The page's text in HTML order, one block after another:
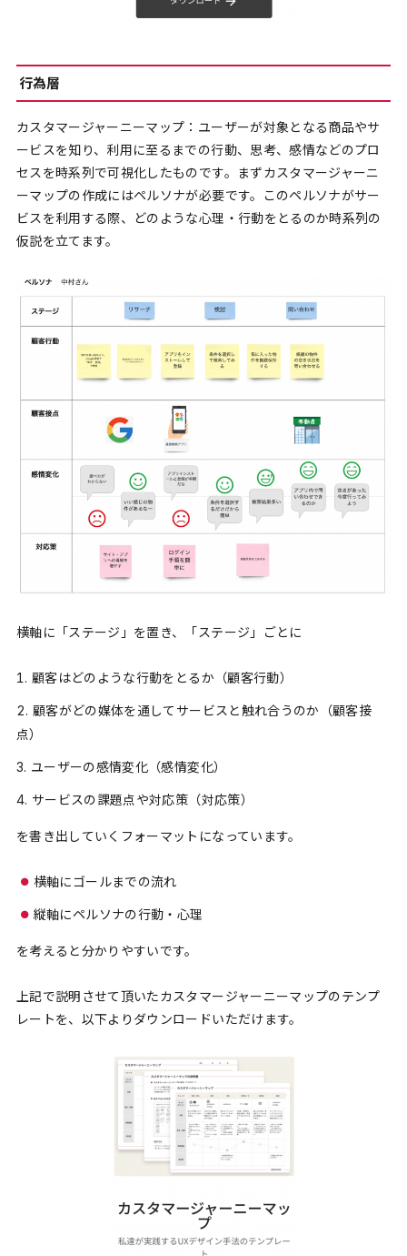
行為層
カスタマージャーニーマップ：ユーザーが対象となる商品やサ
ービスを知り、利用に至るまでの行動、思考、感情などのプロ
セスを時系列で可視化したものです。まずカスタマージャーニ
ーマップの作成にはペルソナが必要です。このペルソナがサー
ビスを利用する際、どのような心理・行動をとるのか時系列の
仮説を立てます。
横軸に「ステージ」を置き、「ステージ」ごとに
顧客はどのような行動をとるか（顧客行動）
顧客がどの媒体を通してサービスと触れ合うのか（顧客接
点）
ユーザーの感情変化（感情変化）
サービスの課題点や対応策（対応策）
を書き出していくフォーマットになっています。
横軸にゴールまでの流れ
縦軸にペルソナの行動・心理
を考えると分かりやすいです。
上記で説明させて頂いたカスタマージャーニーマップのテンプ
レートを、以下よりダウンロードいただけます。